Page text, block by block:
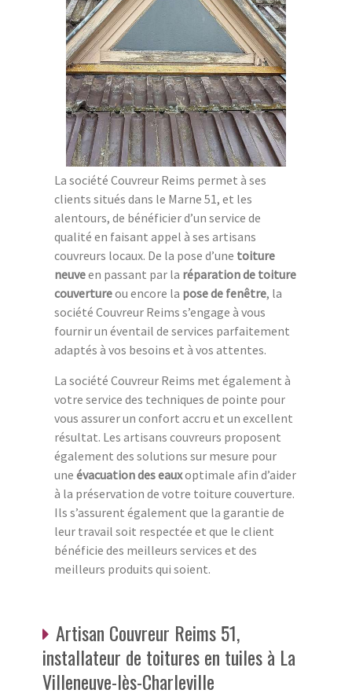
La société Couvreur Reims permet à ses
clients situés dans le Marne 51, et les
alentours, de bénéficier d’un service de
qualité en faisant appel à ses artisans
couvreurs locaux. De la pose d’une toiture
neuveen passant par la réparation de toiture
couvertureou encore la pose de fenêtre, la
société Couvreur Reims s’engage à vous
fournir un éventail de services parfaitement
adaptés à vos besoins et à vos attentes.
La société Couvreur Reims met également à
votre service des techniques de pointe pour
vous assurer un confort accru et un excellent
résultat. Les artisans couvreurs proposent
également des solutions sur mesure pour
une évacuation des eauxoptimale afin d’aider
à la préservation de votre toiture couverture.
Ils s’assurent également que la garantie de
leur travail soit respectée et que le client
bénéficie des meilleurs services et des
meilleurs produits qui soient.
Artisan Couvreur Reims 51,
installateur de toitures en tuiles à La
Villeneuve-lès-Charleville